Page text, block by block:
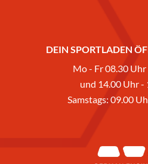
DEIN SPORTLADEN
Mo - Fr 08.30
und 14.00 Uhr -
Samstags: 09.00